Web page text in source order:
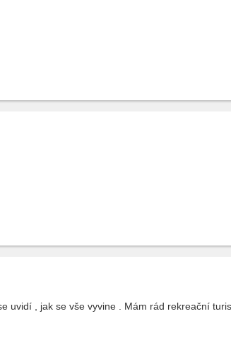
uvidí , jak se vše vyvine . Mám rád rekreační